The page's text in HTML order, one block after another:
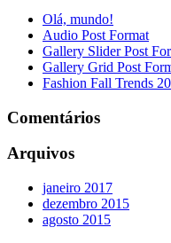
Olá, mundo!
Audio Post Format
Gallery Slider Post
Gallery Grid Post
Fashion Fall Trends
Comentários
Arquivos
janeiro 2017
dezembro 2015
agosto 2015